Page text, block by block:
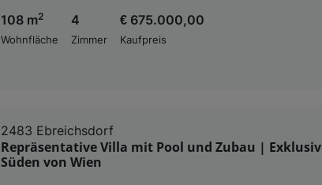
108 m2
Wohnfläche
4
Zimmer
€ 675.000,00
Kaufpreis
2483 Ebreichsdorf
Repräsentative Villa mit Pool und Zubau |
Süden von Wien